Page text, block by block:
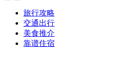
旅行攻略
交通出行
美食推介
靠谱住宿